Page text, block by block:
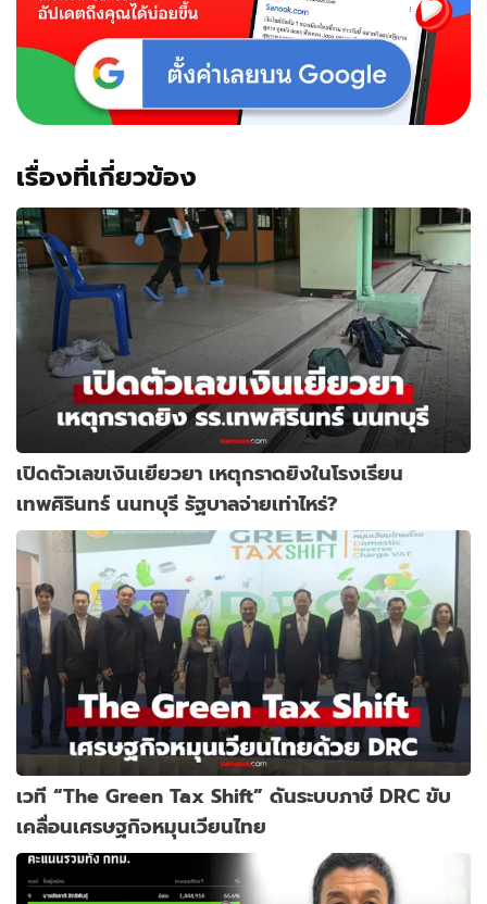
เรื่องที่เกี่ยวข้อง
เปิดตัวเลขเงินเยียวยา เหตุกราดยิงในโรงเรียน
เทพศิรินทร์ นนทบุรี รัฐบาลจ่ายเท่าไหร่?
เวที “The Green Tax Shift” ดันระบบภาษี DRC ขับ
เคลื่อนเศรษฐกิจหมุนเวียนไทย